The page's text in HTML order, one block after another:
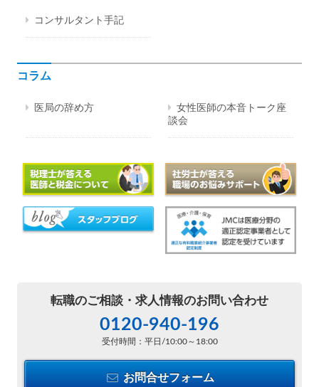
コンサルタント手記
コラム
医局の辞め方
女性医師の本音トーク座
談会
転職のご相談・ 求人情報のお問い合わせ
0120-940-196
受付時間：平日/10:00～18:00
お問合せフォーム